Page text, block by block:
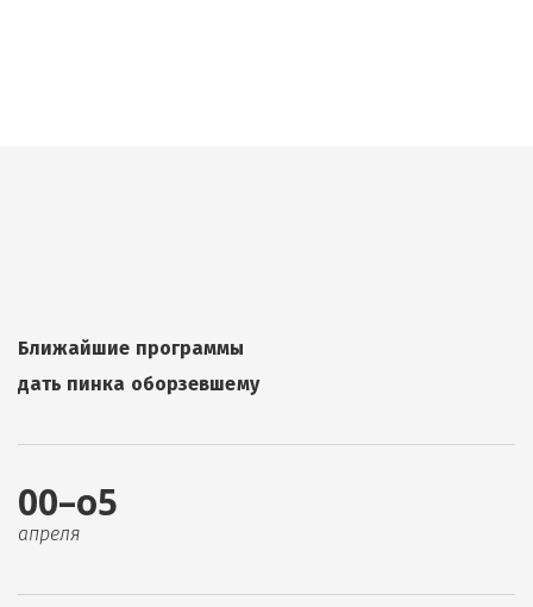
Ближайшие программы
дать пинка оборзевшему
00–о5
апреля